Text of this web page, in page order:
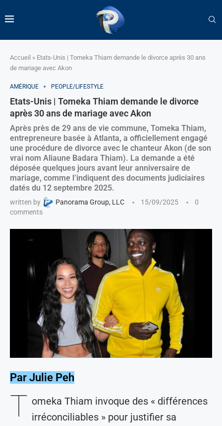
Accueil » Etats-Unis | Tomeka Thiam demande le divorce après 30 ans
de mariage avec Akon
AMÉRIQUE PEOPLE/LIFESTYLE
Etats-Unis | Tomeka Thiam demande le divorce
après 30 ans de mariage avec Akon
Après près de 29 ans de vie commune, Tomeka Thiam,
entrepreneure basée à Atlanta, a officiellement engagé
une procédure de divorce avec le chanteur Akon (de son
vrai nom Aliaune Badara Thiam). La demande a été
déposée quelques jours avant leur anniversaire de
mariage, comme l’indiquent des documents judiciaires
datés du 12 septembre 2025.
written by Panorama Group, LLC 15/09/2025
0
comments
Par Julie Peh
T omeka Thiam invoque des « différences
irréconciliables » pour justifier sa